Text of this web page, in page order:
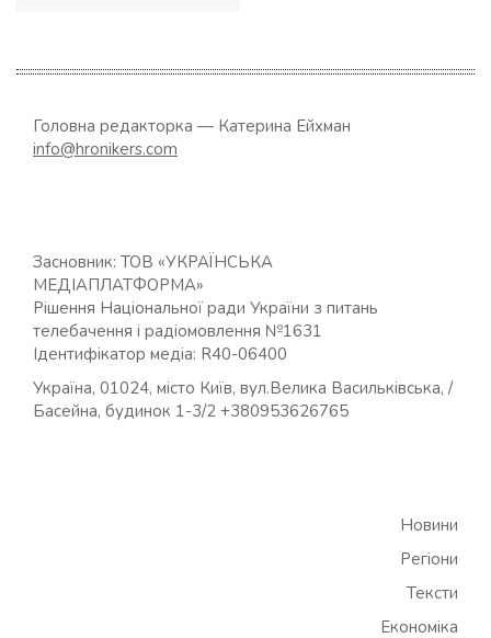
Головна редакторка — Катерина Ейхман
info@hronikers.com
Засновник: ТОВ «УКРАЇНСЬКА
МЕДІАПЛАТФОРМА»
Рішення Національної ради України з питань
телебачення і радіомовлення №1631
Ідентифікатор медіа: R40-06400
Україна, 01024, місто Київ, вул.Велика Васильківська, /
Басейна, будинок 1-3/2 +380953626765
Новини
Регіони
Тексти
Економіка